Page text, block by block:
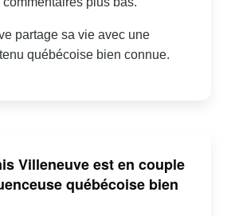
partage sa vie avec une
québécoise bien connue.
Villeneuve est en couple
québécoise bien